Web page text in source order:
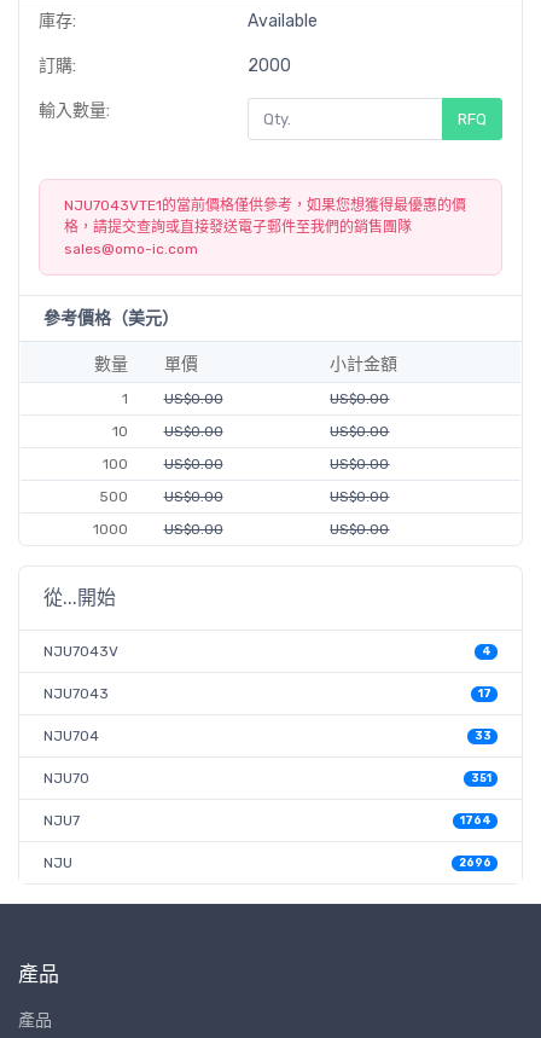
庫存: Available
訂購: 2000
輸入數量: RFQ
NJU7043VTE1的當前價格僅供參考，如果您想獲得最優惠的價
格，請提交查詢或直接發送電子郵件至我們的銷售團隊
sales@omo-ic.com
參考價格（美元）
數量 單價 小計金額
1 US$0.00
US$0.00
10
US$0.00
US$0.00
100
US$0.00
US$0.00
500
US$0.00
US$0.00
1000
US$0.00 US$0.00
從...開始
NJU7043V 4
NJU7043 17
NJU704 33
NJU70 351
NJU7 1764
NJU 2696
產品
產品